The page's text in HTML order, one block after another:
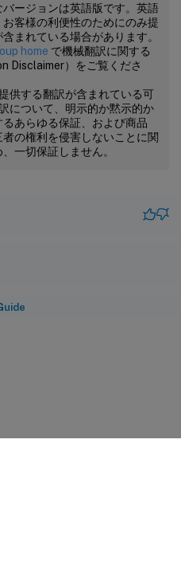
ージョンは英語版です。英語
客様の利便性のためにのみ提
まれている場合があります。
home で機械翻訳に関する
Disclaimer）をご覧くださ
供する翻訳が含まれている可
について、明示的か黙示的か
あらゆる保証、および商品
の権利を侵害しないことに関
一切保証しません。